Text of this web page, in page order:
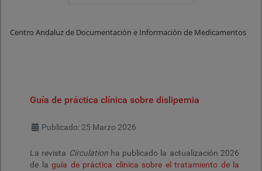
Centro Andaluz de Documentación e Información de Medicamentos
Guía de práctica clínica sobre dislipemia
Detalles
Publicado: 25 Marzo 2026
La revista Circulationha publicado la actualización 2026
de la guía de práctica clínica sobre el tratamiento de la